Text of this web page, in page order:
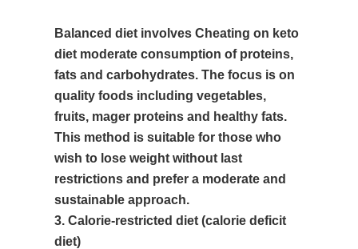
Balanced diet involves Cheating on keto
diet moderate consumption of proteins,
fats and carbohydrates. The focus is on
quality foods including vegetables,
fruits, mager proteins and healthy fats.
This method is suitable for those who
wish to lose weight without last
restrictions and prefer a moderate and
sustainable approach.
3. Calorie-restricted diet (calorie deficit
diet)